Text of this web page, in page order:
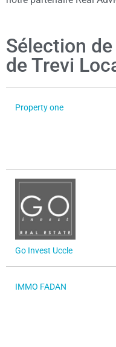
Sélection
de Trevi
Property one
Go Invest Uccle
IMMO FADAN